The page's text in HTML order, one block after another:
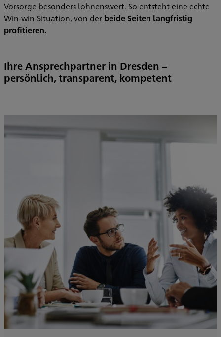
Vorsorge besonders lohnenswert. So entsteht eine echte
Win-win-Situation, von der beide Seiten langfristig
profitieren.
Ihre Ansprechpartner in Dresden –
persönlich, transparent, kompetent